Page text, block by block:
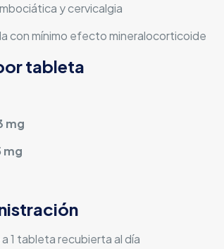
y cervicalgia
con mínimo efecto mineralocorticoide
tableta
mg
mg
1 tableta recubierta al día